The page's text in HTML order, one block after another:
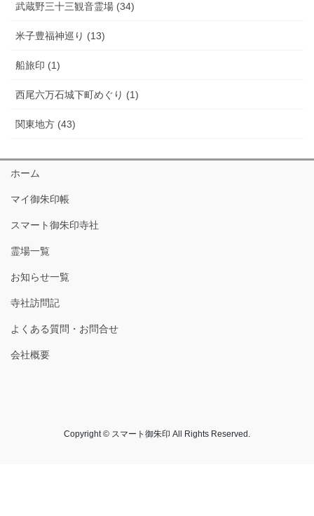
武蔵野三十三観音霊場 (34)
米子豊福神巡り (13)
船旅印 (1)
西尾六万石城下町めぐり (1)
関東地方 (43)
ホーム
マイ御朱印帳
スマート御朱印寺社
霊場一覧
お知らせ一覧
寺社訪問記
よくある質問・お問合せ
会社概要
Copyright © スマート御朱印 All Rights Reserved.